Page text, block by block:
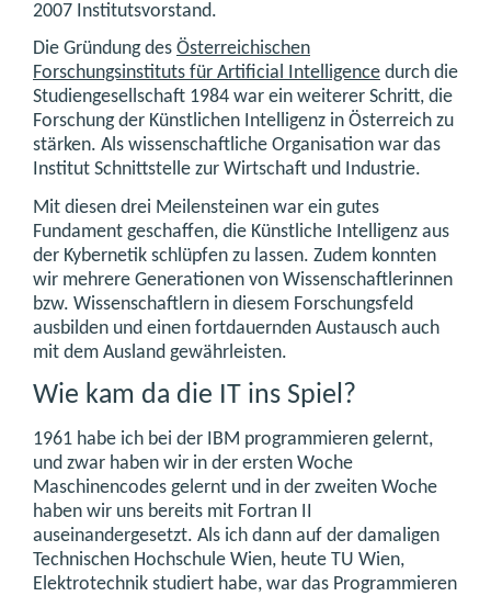
2007 Institutsvorstand.
Die Gründung des Österreichischen
Forschungsinstituts für Artificial Intelligence durch die
Studiengesellschaft 1984 war ein weiterer Schritt, die
Forschung der Künstlichen Intelligenz in Österreich zu
stärken. Als wissenschaftliche Organisation war das
Institut Schnittstelle zur Wirtschaft und Industrie.
Mit diesen drei Meilensteinen war ein gutes
Fundament geschaffen, die Künstliche Intelligenz aus
der Kybernetik schlüpfen zu lassen. Zudem konnten
wir mehrere Generationen von Wissenschaftlerinnen
bzw. Wissenschaftlern in diesem Forschungsfeld
ausbilden und einen fortdauernden Austausch auch
mit dem Ausland gewährleisten.
Wie kam da die IT ins Spiel?
1961 habe ich bei der IBM programmieren gelernt,
und zwar haben wir in der ersten Woche
Maschinencodes gelernt und in der zweiten Woche
haben wir uns bereits mit Fortran II
auseinandergesetzt. Als ich dann auf der damaligen
Technischen Hochschule Wien, heute TU Wien,
Elektrotechnik studiert habe, war das Programmieren